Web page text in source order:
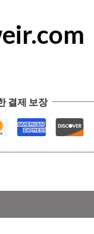
결제 보장